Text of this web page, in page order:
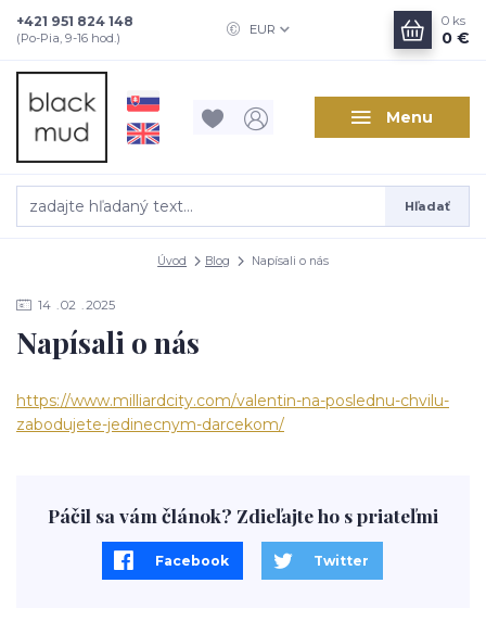
Menu
EUR
Hľadať
+421 951 824 148
(Po-Pia, 9-16 hod.)
0 ks
0 €
Úvod Blog Napísali o nás
14 02 2025
Napísali o nás
https://www.milliardcity.com/valentin-na-poslednu-chvilu-
zabodujete-jedinecnym-darcekom/
Páčil sa vám článok? Zdieľajte ho s priateľmi
Facebook Twitter